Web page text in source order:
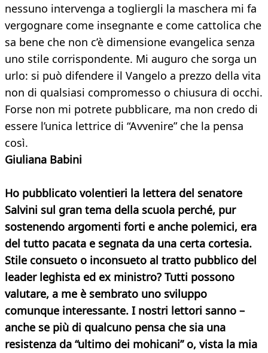
nessuno intervenga a togliergli la maschera mi fa
vergognare come insegnante e come cattolica che
sa bene che non c’è dimensione evangelica senza
uno stile corrispondente. Mi auguro che sorga un
urlo: si può difendere il Vangelo a prezzo della vita
non di qualsiasi compromesso o chiusura di occhi.
Forse non mi potrete pubblicare, ma non credo di
essere l’unica lettrice di “Avvenire” che la pensa
così.
Giuliana Babini
Ho pubblicato volentieri la lettera del senatore
Salvini sul gran tema della scuola perché, pur
sostenendo argomenti forti e anche polemici, era
del tutto pacata e segnata da una certa cortesia.
Stile consueto o inconsueto al tratto pubblico del
leader leghista ed ex ministro? Tutti possono
valutare, a me è sembrato uno sviluppo
comunque interessante. I nostri lettori sanno –
anche se più di qualcuno pensa che sia una
resistenza da “ultimo dei mohicani” o, vista la mia